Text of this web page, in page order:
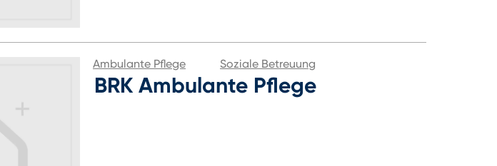
Ambulante Pflege Soziale Betreuung
BRK Ambulante Pflege